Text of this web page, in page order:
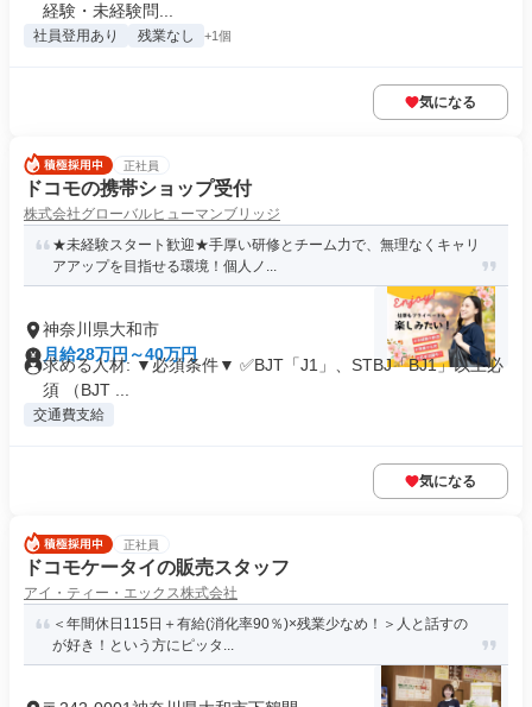
経験・未経験問...
社員登用あり 残業なし +1個
気になる
正社員
ドコモの携帯ショップ受付
株式会社グローバルヒューマンブリッジ
★未経験スタート歓迎★手厚い研修とチーム力で、無理なくキャリ
アアップを目指せる環境！個人ノ...
神奈川県大和市
月給28万円～40万円
求める人材: ▼必須条件▼ ✅BJT「J1」、STBJ「BJ1」以上必
須 （BJT ...
交通費支給
気になる
正社員
ドコモケータイの販売スタッフ
アイ・ティー・エックス株式会社
＜年間休日115日＋有給(消化率90％)×残業少なめ！＞人と話すの
が好き！という方にピッタ...